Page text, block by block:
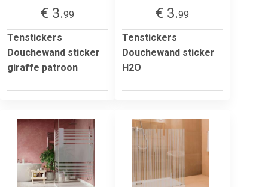
€ 3.99
Tenstickers
Douchewand sticker
giraffe patroon
€ 3.99
Tenstickers
Douchewand sticker
H2O